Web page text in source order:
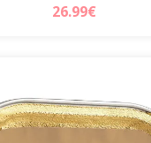
26.99€